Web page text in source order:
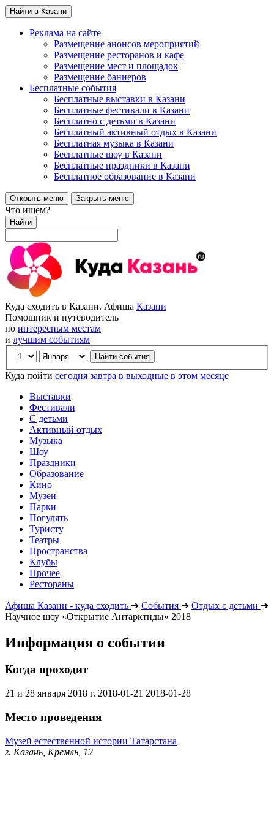
Найти в Казани
Реклама на сайте
Размещение анонсов мероприятий
Размещение ресторанов и кафе
Размещение мест и площадок
Размещение баннеров
Бесплатные события
Бесплатные выставки в Казани
Бесплатные фестивали в Казани
Бесплатно с детьми в Казани
Бесплатный активный отдых в Казани
Бесплатная музыка в Казани
Бесплатные шоу в Казани
Бесплатные праздники в Казани
Бесплатное образование в Казани
Открыть меню Закрыть меню
Что ищем?
Найти
Куда сходить в Казани. Афиша Казани
Помощник и путеводитель
по интересным местам
и лучшим событиям
Куда пойти сегодня завтра в выходные в этом месяце
Выставки
Фестивали
С детьми
Активный отдых
Музыка
Шоу
Праздники
Образование
Кино
Музеи
Парки
Погулять
Туристу
Театры
Пространства
Клубы
Прочее
Рестораны
Афиша Казани - куда сходить ➔ События ➔ Отдых с детьми ➔
Научное шоу «Открытие Антарктиды» 2018
Информация о событии
Когда проходит
21 и 28 января 2018 г. 2018-01-21 2018-01-28
Место проведения
Музей естественной истории Татарстана
г. Казань, Кремль, 12